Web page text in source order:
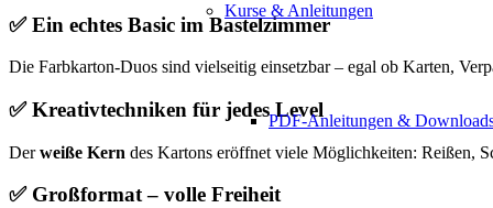
Kurse & Anleitungen
PDF-Anleitungen &
✅ Ein echtes Basic im Bastelzimmer
Die Farbkarton-Duos sind vielseitig einsetzbar – egal ob Karten,
✅ Kreativtechniken für jedes Level
Derweiße Kern des Kartons eröffnet viele Möglichkeiten: Reißen,
✅ Großformat – volle Freiheit